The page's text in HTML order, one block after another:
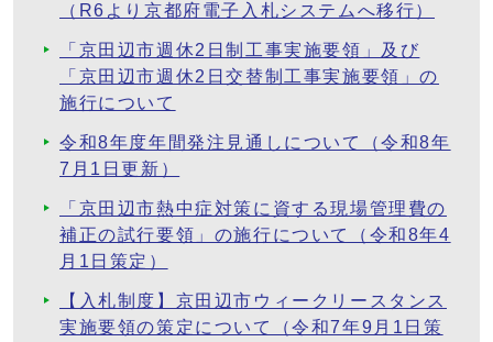
（R6より京都府電子入札システムへ移行）
「京田辺市週休2日制工事実施要領」及び
「京田辺市週休2日交替制工事実施要領」の
施行について
令和8年度年間発注見通しについて（令和8年
7月1日更新）
「京田辺市熱中症対策に資する現場管理費の
補正の試行要領」の施行について（令和8年4
月1日策定）
【入札制度】京田辺市ウィークリースタンス
実施要領の策定について（令和7年9月1日策